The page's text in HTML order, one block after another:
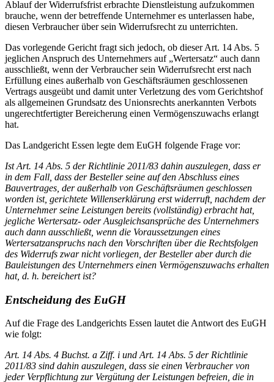
Ablauf der Widerrufsfrist erbrachte Dienstleistung aufzukommen
brauche, wenn der betreffende Unternehmer es unterlassen habe,
diesen Verbraucher über sein Widerrufsrecht zu unterrichten.
Das vorlegende Gericht fragt sich jedoch, ob dieser Art. 14 Abs. 5
jeglichen Anspruch des Unternehmers auf „Wertersatz“ auch dann
ausschließt, wenn der Verbraucher sein Widerrufsrecht erst nach
Erfüllung eines außerhalb von Geschäftsräumen geschlossenen
Vertrags ausgeübt und damit unter Verletzung des vom Gerichtshof
als allgemeinen Grundsatz des Unionsrechts anerkannten Verbots
ungerechtfertigter Bereicherung einen Vermögenszuwachs erlangt
hat.
Das Landgericht Essen legte dem EuGH folgende Frage vor:
Ist Art. 14 Abs. 5 der Richtlinie 2011/83 dahin auszulegen, dass er
in dem Fall, dass der Besteller seine auf den Abschluss eines
Bauvertrages, der außerhalb von Geschäftsräumen geschlossen
worden ist, gerichtete Willenserklärung erst widerruft, nachdem der
Unternehmer seine Leistungen bereits (vollständig) erbracht hat,
jegliche Wertersatz- oder Ausgleichsansprüche des Unternehmers
auch dann ausschließt, wenn die Voraussetzungen eines
Wertersatzanspruchs nach den Vorschriften über die Rechtsfolgen
des Widerrufs zwar nicht vorliegen, der Besteller aber durch die
Bauleistungen des Unternehmers einen Vermögenszuwachs erhalten
hat, d. h. bereichert ist?
Entscheidung des EuGH
Auf die Frage des Landgerichts Essen lautet die Antwort des EuGH
wie folgt:
Art. 14 Abs. 4 Buchst. a Ziff. i und Art. 14 Abs. 5 der Richtlinie
2011/83 sind dahin auszulegen, dass sie einen Verbraucher von
jeder Verpflichtung zur Vergütung der Leistungen befreien, die in